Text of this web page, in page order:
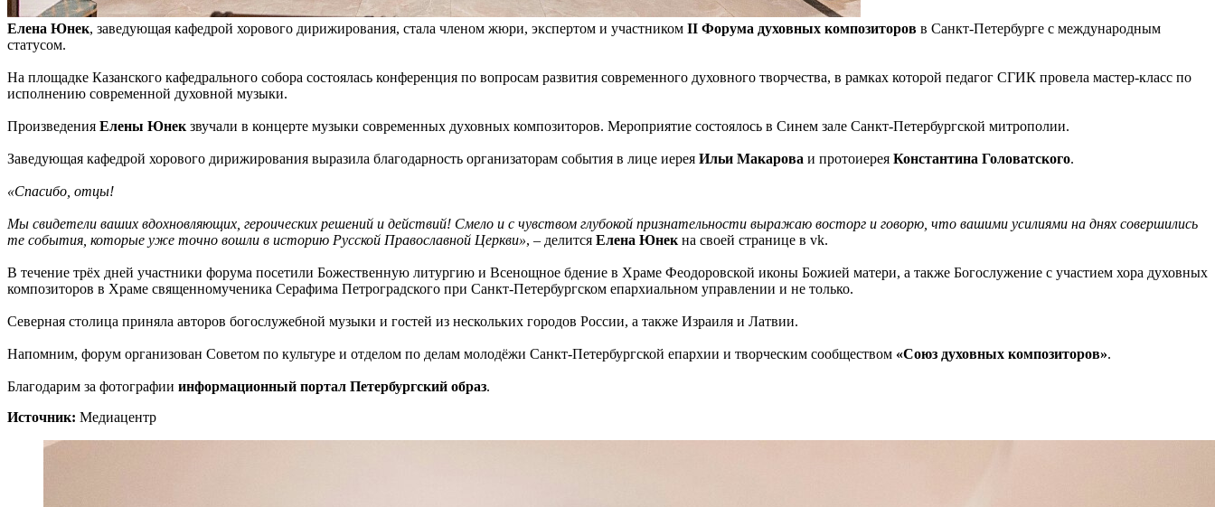
Елена Юнек, заведующая кафедрой хорового дирижирования, стала членом жюри, экспертом и участником II Форума духовных композиторов в Санкт-Петербурге с международным
статусом.
На площадке Казанского кафедрального собора состоялась конференция по вопросам развития современного духовного творчества, в рамках которой педагог СГИК провела мастер-класс по
исполнению современной духовной музыки.
Произведения Елены Юнек звучали в концерте музыки современных духовных композиторов. Мероприятие состоялось в Синем зале Санкт-Петербургской митрополии.
Заведующая кафедрой хорового дирижирования выразила благодарность организаторам события в лице иерея Ильи Макарова и протоиерея Константина Головатского.
«Спасибо, отцы!
Мы свидетели ваших вдохновляющих, героических решений и действий! Смело и с чувством глубокой признательности выражаю восторг и говорю, что вашими усилиями на днях совершились
те события, которые уже точно вошли в историю Русской Православной Церкви», – делится Елена Юнек на своей странице в vk.
В течение трёх дней участники форума посетили Божественную литургию и Всенощное бдение в Храме Феодоровской иконы Божией матери, а также Богослужение с участием хора духовных
композиторов в Храме священномученика Серафима Петроградского при Санкт-Петербургском епархиальном управлении и не только.
Северная столица приняла авторов богослужебной музыки и гостей из нескольких городов России, а также Израиля и Латвии.
Напомним, форум организован Советом по культуре и отделом по делам молодёжи Санкт-Петербургской епархии и творческим сообществом «Союз духовных композиторов».
Благодарим за фотографии информационный портал Петербургский образ.
Источник: Медиацентр